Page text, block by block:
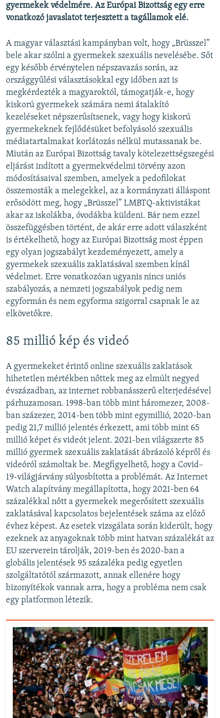
gyermekek védelmére. Az Európai Bizottság egy erre
vonatkozó javaslatot terjesztett a tagállamok elé.
A magyar választási kampányban volt, hogy „Brüsszel”
bele akar szólni a gyermekek szexuális nevelésébe. Sőt
egy később érvénytelen népszavazás során, az
országgyűlési választásokkal egy időben azt is
megkérdezték a magyaroktól, támogatják-e, hogy
kiskorú gyermekek számára nemi átalakító
kezeléseket népszerűsítsenek, vagy hogy kiskorú
gyermekeknek fejlődésüket befolyásoló szexuális
médiatartalmakat korlátozás nélkül mutassanak be.
Miután az Európai Bizottság tavaly kötelezettségszegési
eljárást indított a gyermekvédelmi törvény azon
módosításaival szemben, amelyek a pedofilokat
összemosták a melegekkel, az a kormányzati álláspont
erősödött meg, hogy „Brüsszel” LMBTQ-aktivistákat
akar az iskolákba, óvodákba küldeni. Bár nem ezzel
összefüggésben történt, de akár erre adott válaszként
is értékelhető, hogy az Európai Bizottság most éppen
egy olyan jogszabályt kezdeményezett, amely a
gyermekek szexuális zaklatásával szemben kínál
védelmet. Erre vonatkozóan ugyanis nincs uniós
szabályozás, a nemzeti jogszabályok pedig nem
egyformán és nem egyforma szigorral csapnak le az
elkövetőkre.
85 millió kép és videó
A gyermekeket érintő online szexuális zaklatások
hihetetlen mértékben nőttek meg az elmúlt negyed
évszázadban, az internet robbanásszerű elterjedésével
párhuzamosan. 1998-ban több mint háromezer, 2008-
ban százezer, 2014-ben több mint egymillió, 2020-ban
pedig 21,7 millió jelentés érkezett, ami több mint 65
millió képet és videót jelent. 2021-ben világszerte 85
millió gyermek szexuális zaklatását ábrázoló képről és
videóról számoltak be. Megfigyelhető, hogy a Covid–
19-világjárvány súlyosbította a problémát. Az Internet
Watch alapítvány megállapította, hogy 2021-ben 64
százalékkal nőtt a gyermekek megerősített szexuális
zaklatásával kapcsolatos bejelentések száma az előző
évhez képest. Az esetek vizsgálata során kiderült, hogy
ezeknek az anyagoknak több mint hatvan százalékát az
EU szerverein tárolják, 2019-ben és 2020-ban a
globális jelentések 95 százaléka pedig egyetlen
szolgáltatótól származott, annak ellenére hogy
bizonyítékok vannak arra, hogy a probléma nem csak
egy platformon létezik.